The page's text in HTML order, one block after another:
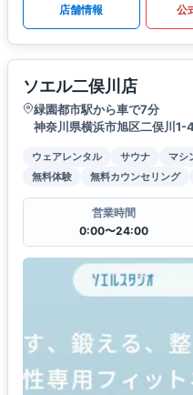
店舗情報 公
ソエル二俣川店
緑園都市駅から車で7分
神奈川県横浜市旭区二俣川
ウェアレンタル サウナ マシ
無料体験
無料カウンセリング
営業時間
0:00〜24:00